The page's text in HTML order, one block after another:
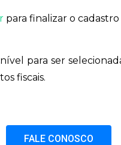
para finalizar o cadastro
para ser
fiscais.
FALE CONOSCO